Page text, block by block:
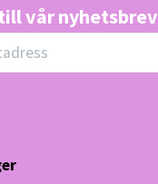
vår nyhetsbrev